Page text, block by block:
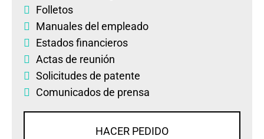
Folletos
Manuales del empleado
Estados financieros
Actas de reunión
Solicitudes de patente
Comunicados de prensa
HACER PEDIDO